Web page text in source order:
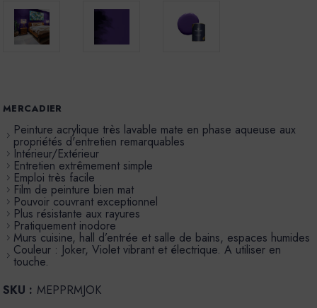
MERCADIER
Peinture acrylique très lavable mate en phase aqueuse aux
propriétés d'entretien remarquables
Intérieur/Extérieur
Entretien extrêmement simple
Emploi très facile
Film de peinture bien mat
Pouvoir couvrant exceptionnel
Plus résistante aux rayures
Pratiquement inodore
Murs cuisine, hall d’entrée et salle de bains, espaces humides
Couleur : Joker, Violet vibrant et électrique. A utiliser en
touche.
SKU : MEPPRMJOK